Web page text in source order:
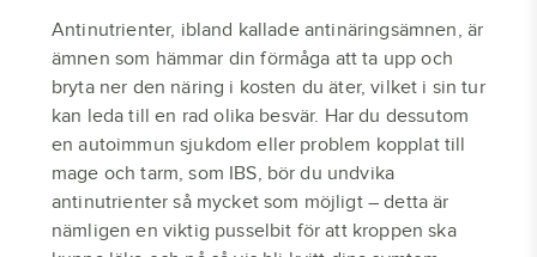
Antinutrienter, ibland kallade antinäringsämnen, är
ämnen som hämmar din förmåga att ta upp och
bryta ner den näring i kosten du äter, vilket i sin tur
kan leda till en rad olika besvär. Har du dessutom
en autoimmun sjukdom eller problem kopplat till
mage och tarm, som IBS, bör du undvika
antinutrienter så mycket som möjligt – detta är
nämligen en viktig pusselbit för att kroppen ska